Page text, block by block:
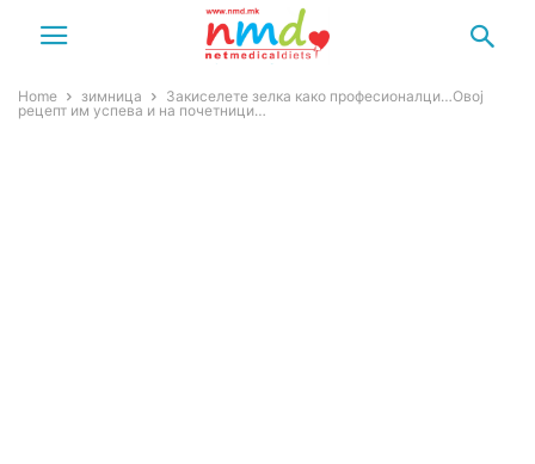
Home зимница
Закиселете зелка како професионалци…Овој
рецепт им успева и на почетници…